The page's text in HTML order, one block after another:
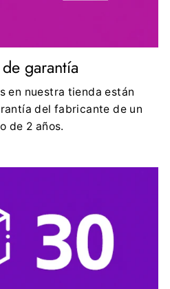
garantía
en nuestra tienda están
del fabricante de un
de 2 años.